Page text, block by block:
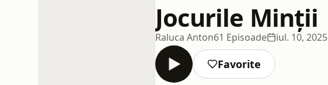
Jocurile Minții
Raluca Anton61 Episoade iul. 10, 2025
Favorite